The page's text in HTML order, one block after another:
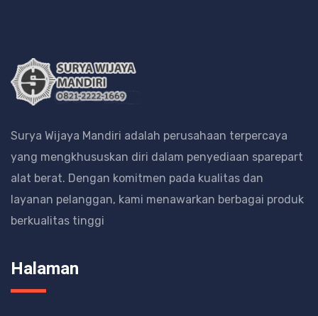
Surya Wijaya Mandiri adalah perusahaan terpercaya
yang mengkhususkan diri dalam penyediaan sparepart
alat berat. Dengan komitmen pada kualitas dan
layanan pelanggan, kami menawarkan berbagai produk
berkualitas tinggi
Halaman